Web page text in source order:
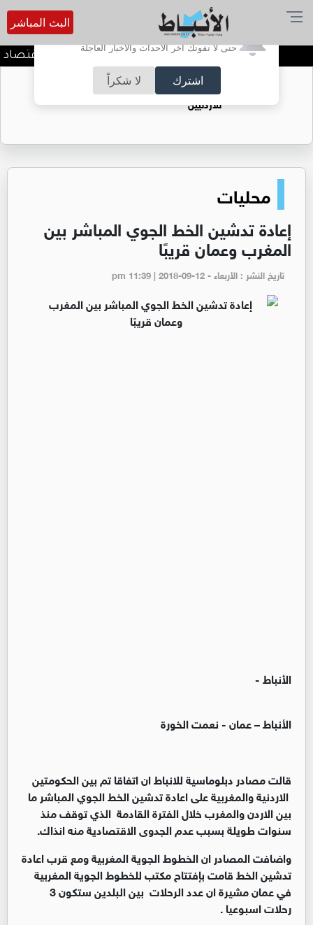
أترغب في تفعيل الإشعارات؟
حتى لا تفوتك آخر الأحداث والأخبار العاجلة
اشترك لا شكراً
البث المباشر
وزير المياه والري ووزير
حقل الريشة حين يتحول الغاز إلى فرص عمل
للأردنيين
محليات
إعادة تدشين الخط الجوي المباشر بين
المغرب وعمان قريبًا
تاريخ النشر : الأربعاء - pm 11:39 | 2018-09-12
الأنباط -
الأنباط – عمان - نعمت الخورة
قالت مصادر دبلوماسية للانباط ان اتفاقا تم بين الحكومتين
الاردنية والمغربية على اعادة تدشين الخط الجوي المباشر ما
بين الاردن والمغرب خلال الفترة القادمة الذي توقف منذ
سنوات طويلة بسبب عدم الجدوى الاقتصادية منه انذاك.
واضافت المصادر ان الخطوط الجوية المغربية ومع قرب اعادة
تدشين الخط قامت بإفتتاح مكتب للخطوط الجوية المغربية
في عمان مشيرة ان عدد الرحلات بين البلدين ستكون 3
رحلات اسبوعيا .